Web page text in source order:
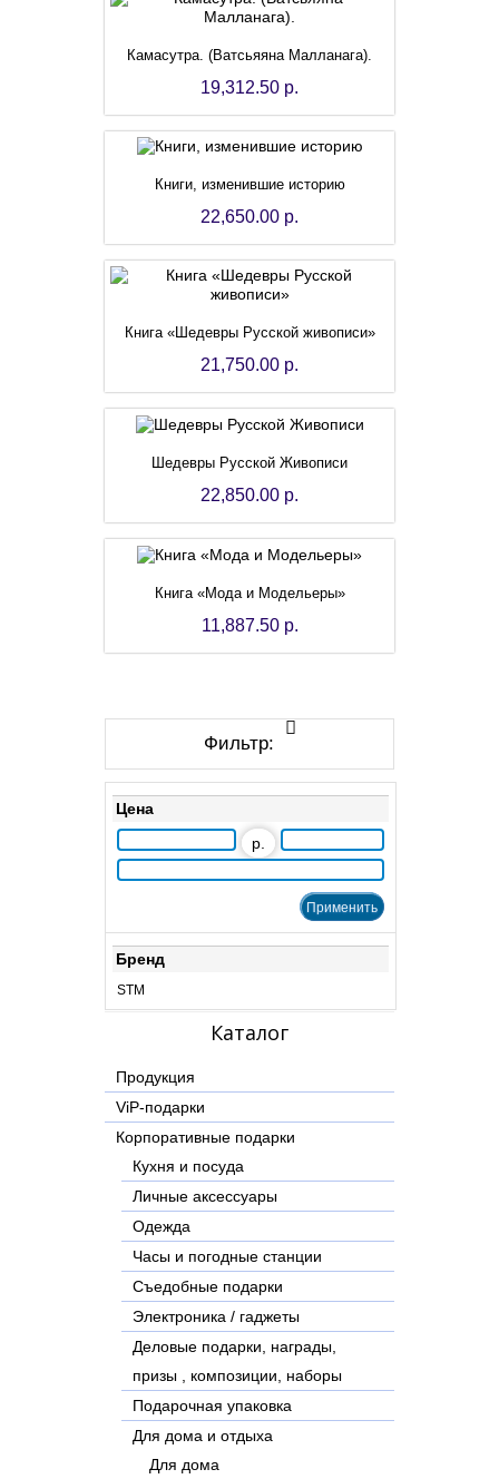
Камасутра. (Ватсьяяна Малланага).
19,312.50 р.
Книги, изменившие историю
22,650.00 р.
Книга «Шедевры Русской живописи»
21,750.00 р.
Шедевры Русской Живописи
22,850.00 р.
Книга «Мода и Модельеры»
11,887.50 р.
Фильтр:
Цена
р.
Бренд
STM
Каталог
Продукция
ViP-подарки
Корпоративные подарки
Кухня и посуда
Личные аксессуары
Одежда
Часы и погодные станции
Съедобные подарки
Электроника / гаджеты
Деловые подарки, награды,
призы , композиции, наборы
Подарочная упаковка
Для дома и отдыха
Для дома